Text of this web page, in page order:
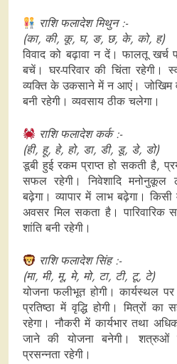
राशि फलादेश मिथुन :-
(का, की, कू, घ, ङ, छ, के, को, ह)
विवाद को बढ़ावा न दें। फालतू
बचें। घर-परिवार की चिंता रहेगी।
व्यक्ति के उकसाने में न आएं।
बनी रहेगी। व्यवसाय ठीक चलेगा।
राशि फलादेश कर्क :-
(ही, हू, हे, हो, डा, डी, डू, डे, डो)
डूबी हुई रकम प्राप्त हो सकती है,
सफल रहेगी। निवेशादि मनोनुकूल
बढ़ेगा। व्यापार में लाभ बढ़ेगा।
अवसर मिल सकता है। पारिवारिक
शांति बनी रहेगी।
राशि फलादेश सिंह :-
(मा, मी, मू, मे, मो, टा, टी, टू, टे)
योजना फलीभूत होगी। कार्यस्थल
प्रतिष्ठा में वृद्धि होगी। मित्रों
रहेगा। नौकरी में कार्यभार तथा
जाने की योजना बनेगी। शत्रुओं
प्रसन्नता रहेगी।